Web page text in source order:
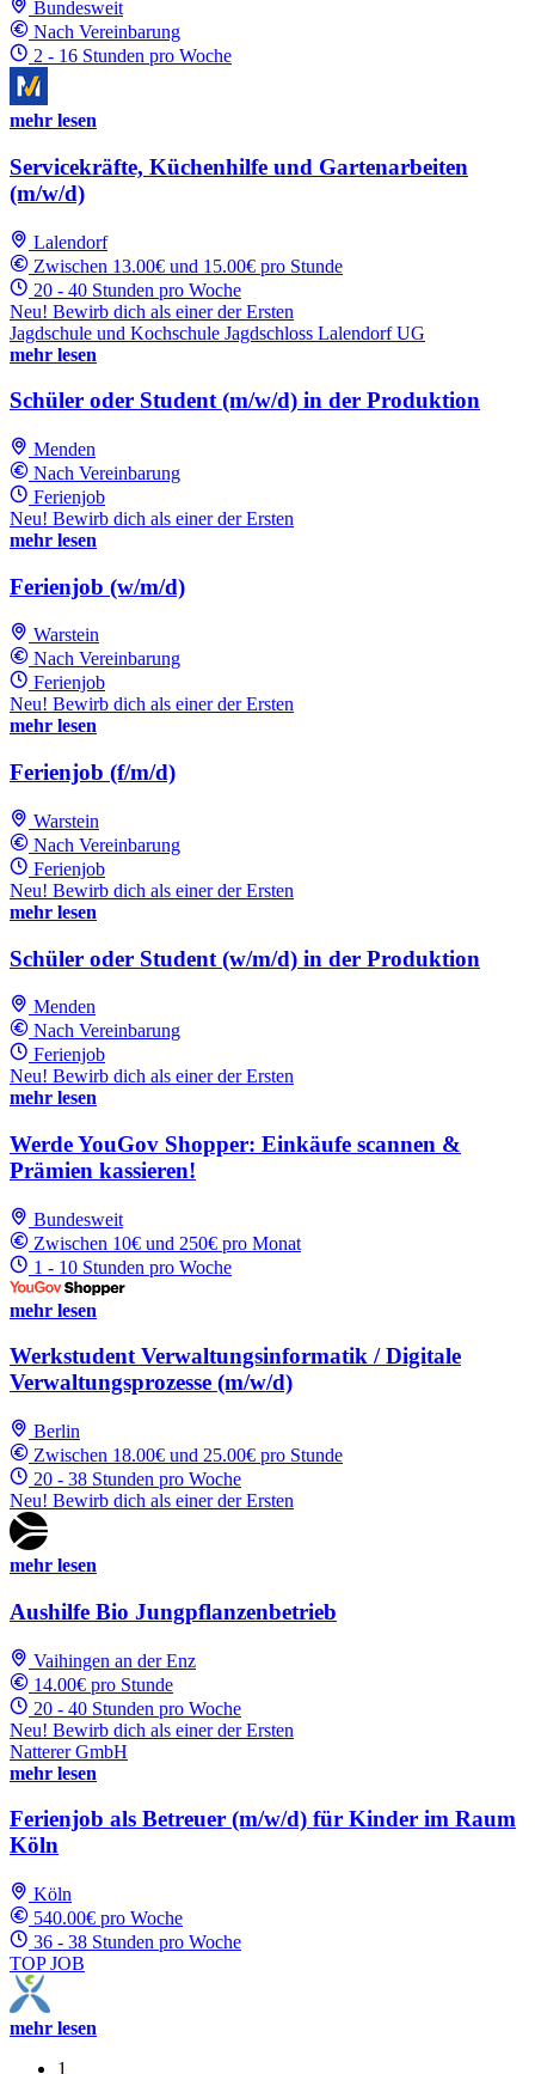
Bundesweit
Nach Vereinbarung
2 - 16 Stunden pro Woche
mehr lesen
Servicekräfte, Küchenhilfe und Gartenarbeiten
(m/w/d)
Lalendorf
Zwischen 13.00€ und 15.00€ pro Stunde
20 - 40 Stunden pro Woche
Neu! Bewirb dich als einer der Ersten
Jagdschule und Kochschule Jagdschloss Lalendorf UG
mehr lesen
Schüler oder Student (m/w/d) in der Produktion
Menden
Nach Vereinbarung
Ferienjob
Neu! Bewirb dich als einer der Ersten
mehr lesen
Ferienjob (w/m/d)
Warstein
Nach Vereinbarung
Ferienjob
Neu! Bewirb dich als einer der Ersten
mehr lesen
Ferienjob (f/m/d)
Warstein
Nach Vereinbarung
Ferienjob
Neu! Bewirb dich als einer der Ersten
mehr lesen
Schüler oder Student (w/m/d) in der Produktion
Menden
Nach Vereinbarung
Ferienjob
Neu! Bewirb dich als einer der Ersten
mehr lesen
Werde YouGov Shopper: Einkäufe scannen &
Prämien kassieren!
Bundesweit
Zwischen 10€ und 250€ pro Monat
1 - 10 Stunden pro Woche
mehr lesen
Werkstudent Verwaltungsinformatik / Digitale
Verwaltungsprozesse (m/w/d)
Berlin
Zwischen 18.00€ und 25.00€ pro Stunde
20 - 38 Stunden pro Woche
Neu! Bewirb dich als einer der Ersten
mehr lesen
Aushilfe Bio Jungpflanzenbetrieb
Vaihingen an der Enz
14.00€ pro Stunde
20 - 40 Stunden pro Woche
Neu! Bewirb dich als einer der Ersten
Natterer GmbH
mehr lesen
Ferienjob als Betreuer (m/w/d) für Kinder im Raum
Köln
Köln
540.00€ pro Woche
36 - 38 Stunden pro Woche
TOP JOB
mehr lesen
1